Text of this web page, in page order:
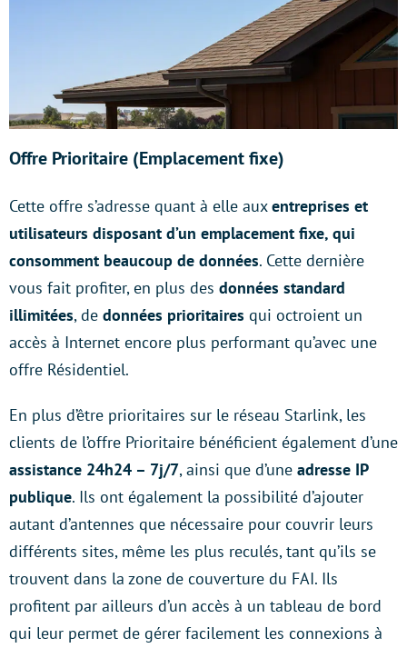
Offre Prioritaire (Emplacement fixe)
Cette offre s’adresse quant à elle auxentreprises et
utilisateurs disposant d’un emplacement fixe, qui
consomment beaucoup de données. Cette dernière
vous fait profiter, en plus des données standard
illimitées, de données prioritaires qui octroient un
accès à Internet encore plus performant qu’avec une
offre Résidentiel.
En plus d’être prioritaires sur le réseau Starlink, les
clients de l’offre Prioritaire bénéficient également d’une
assistance 24h24 – 7j/7, ainsi que d’une adresse IP
publique. Ils ont également la possibilité d’ajouter
autant d’antennes que nécessaire pour couvrir leurs
différents sites, même les plus reculés, tant qu’ils se
trouvent dans la zone de couverture du FAI. Ils
profitent par ailleurs d’un accès à un tableau de bord
qui leur permet de gérer facilement les connexions à